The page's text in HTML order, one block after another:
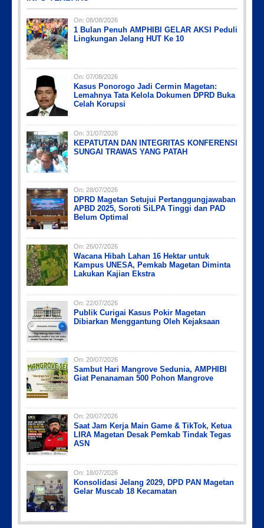
IMG_20230730_152959
Picsart_23-04-12_11-55-35-604
Picsart_23-04-12_12-24-51-034
Picsart_23-04-02_13-27-26-448
IMG-20191006-WA0043
On: 08/08/2026
1 Bulan Penuh AMPHIBI GELAR AKSI Peduli
Lingkungan Jelang HUT Ke 10
On: 07/08/2026
Kasus Ponorogo Jadi Cermin Magetan:
Lemahnya Tata Kelola Dokumen DPRD Buka
Celah Korupsi
On: 31/07/2026
KEPATUTAN DAN INTEGRITAS KONFERENSI
SUNGAI TRAWAS YANG PATAH
On: 28/07/2026
DPRD Magetan Setujui Pertanggungjawaban
APBD 2025, Soroti SiLPA Tinggi dan PAD
Belum Optimal
On: 26/07/2026
Wacana Hibah Lahan 16 Hektar untuk
Kampus UNESA, Pemkab Magetan Diminta
Lakukan Kajian Ekstra
On: 22/07/2026
Publik Curigai Kasus Pokir Magetan
Dibiarkan Menggantung Oleh Kejaksaan
On: 20/07/2026
Sambut Hari Mangrove Sedunia, AMPHIBI
Giat Penanaman 500 Pohon Mangrove
On: 20/07/2026
Saat Jam Kerja Main Game & TikTok, Ketua
LIRA Magetan Desak Pemkab Tindak Tegas
ASN
On: 18/07/2026
Konsolidasi Jelang 2029, DPD PAN Magetan
Gelar Muscab 18 Kecamatan